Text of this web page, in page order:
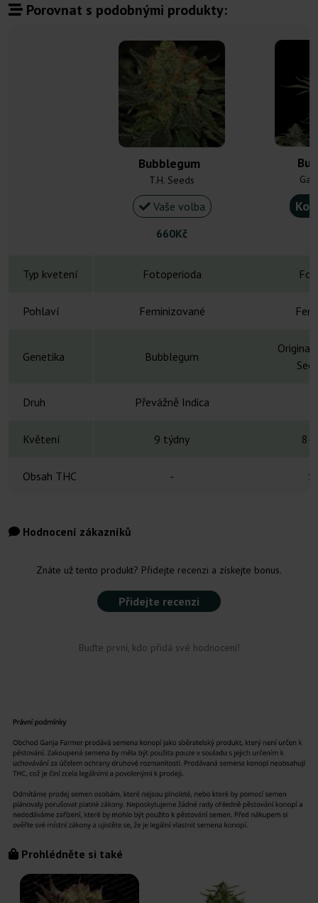
Porovnat s podobnými produkty:
Bubblegum
T.H. Seeds
Vaše volba
660Kč
Typ kvetení Fotoperioda
Pohlaví Feminizované
Genetika Bubblegum
Original
Druh Převážně Indica
Květení 9 týdny 8-
Obsah THC -
Hodnocení zákazníků
Znáte už tento produkt? Přidejte recenzi a získejte bonus.
Přidejte recenzi
Buďte první, kdo přidá své hodnocení!
Prohlédněte si také